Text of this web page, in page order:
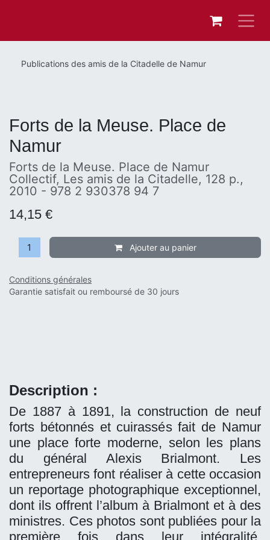
Publications des amis de la Citadelle de Namur
Forts de la Meuse. Place de
Namur
Forts de la Meuse. Place de Namur
Collectif, Les amis de la Citadelle, 128 p.,
2010 - 978 2 930378 94 7
14,15 €
Ajouter au panier
Conditions générales
Garantie satisfait ou remboursé de 30 jours
Description :
De 1887 à 1891, la construction de neuf
forts bétonnés et cuirassés fait de Namur
une place forte moderne, selon les plans
du général Alexis Brialmont. Les
entrepreneurs font réaliser à cette occasion
un reportage photographique exceptionnel,
dont ils offrent l’album à Brialmont et à des
ministres. Ces photos sont publiées pour la
première fois dans leur intégralité,